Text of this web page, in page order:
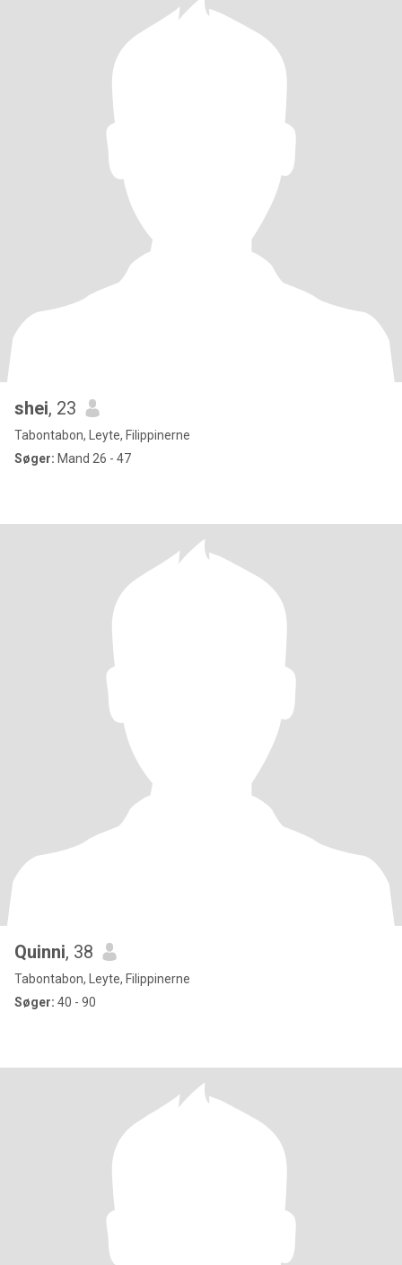
shei, 23
Tabontabon, Leyte, Filippinerne
Søger: Mand 26 - 47
Quinni, 38
Tabontabon, Leyte, Filippinerne
Søger: 40 - 90